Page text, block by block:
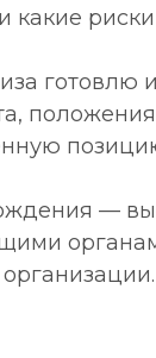
какие
—